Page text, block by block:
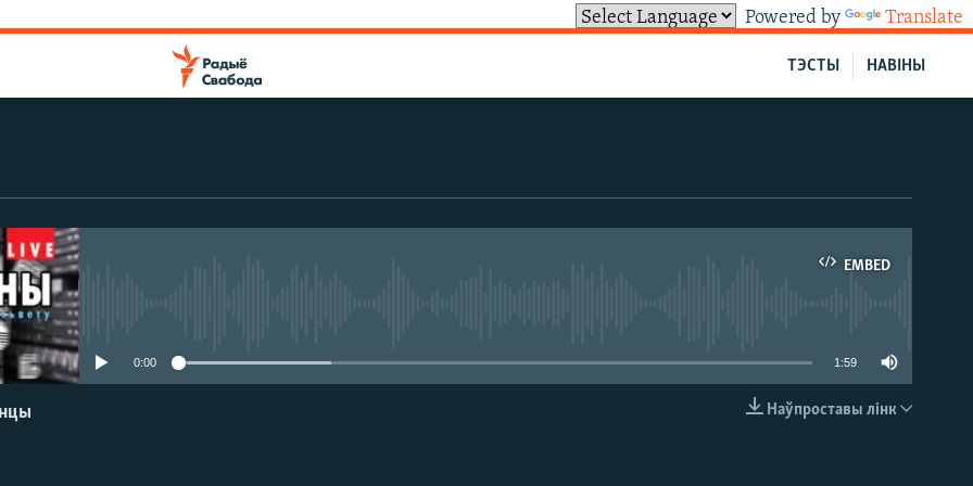
Powered by Translate
НАВІНЫ
ТЭСТЫ
EMBED
0:00 1:59
Наўпроставы лінк